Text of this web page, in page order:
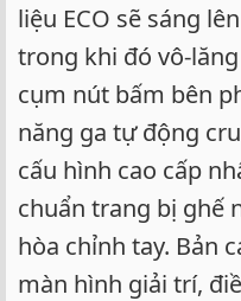
liệu ECO sẽ sáng
trong khi đó vô-
cụm nút bấm bên
năng ga tự động
cấu hình cao cấp
chuẩn trang bị ghế
hòa chỉnh tay. Bản
màn hình giải trí,